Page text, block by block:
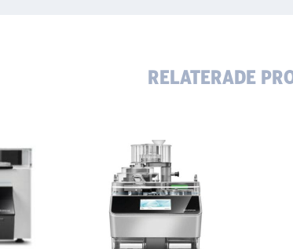
RELATERADE
Hårdhetstestare